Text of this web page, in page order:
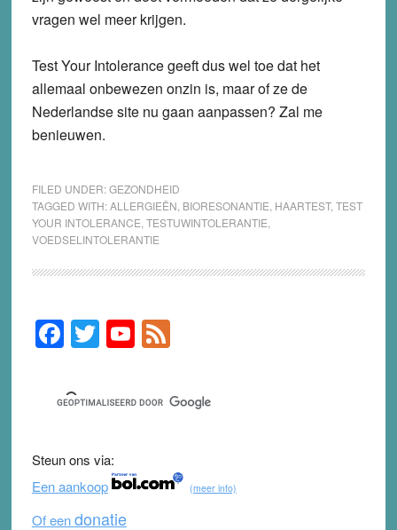
vragen wel meer krijgen.
Test Your Intolerance geeft dus wel toe dat het
allemaal onbewezen onzin is, maar of ze de
Nederlandse site nu gaan aanpassen? Zal me
benieuwen.
FILED UNDER:GEZONDHEID
TAGGED WITH:ALLERGIEËN BIORESONANTIE HAARTEST, TEST
YOUR INTOLERANCE TESTUWINTOLERANTIE
VOEDSELINTOLERANTIE
Primary
Sidebar
F
a
c
e
b
o
o
T
wi
tt
er
Y
o
u
T
b
e
F
e
d
Steun ons via:
Een aankoop
(meer info)
Of eendonatie